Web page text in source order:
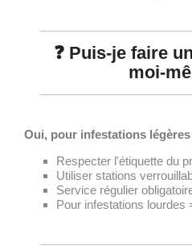
❓ Puis-je faire
moi-
Oui, pour infestations légères
Respecter l'étiquette du
Utiliser stations
Service régulier
Pour infestations lourdes